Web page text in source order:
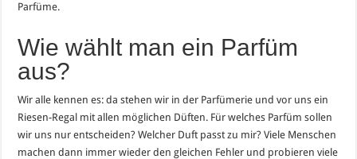
Parfüme.
Wie wählt man ein Parfüm
aus?
Wir alle kennen es: da stehen wir in der Parfümerie und vor uns ein
Riesen-Regal mit allen möglichen Düften. Für welches Parfüm sollen
wir uns nur entscheiden? Welcher Duft passt zu mir? Viele Menschen
machen dann immer wieder den gleichen Fehler und probieren viele